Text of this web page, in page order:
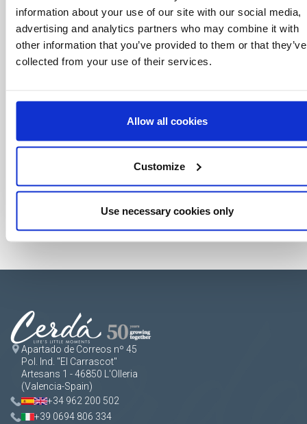
information about your use of our site with our social media,
advertising and analytics partners who may combine it with
other information that you’ve provided to them or that they’ve
collected from your use of their services.
Allow all cookies
Customize
Use necessary cookies only
Apartado de Correos nº 45
Pol. Ind. "El Carrascot"
Artesans 1 - 46850 L'Olleria
(Valencia-Spain)
+34 962 200 502
+39 0694 806 334